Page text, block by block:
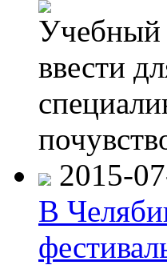
Учебный
ввести
2015-
В